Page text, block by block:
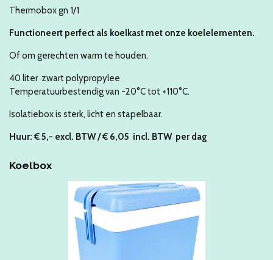
Thermobox gn 1/1
Functioneert perfect als koelkast met onze koelelementen.
Of om gerechten warm te houden.
40 liter zwart polypropylee
Temperatuurbestendig van -20°C tot +110°C.
Isolatiebox is sterk, licht en stapelbaar.
Huur: €5,- excl. BTW / € 6,05 incl. BTW per dag
Koelbox